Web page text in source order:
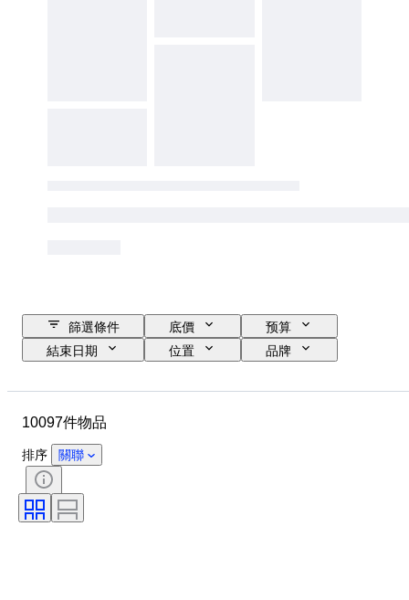
篩選條件 底價
预算
結束日期
位置
品牌
證明
切割
確切的顏色
寶石透明度
珍珠光澤
10097件物品
排序 關聯